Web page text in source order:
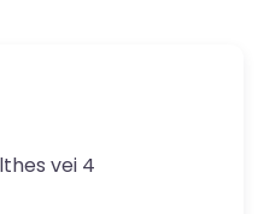
vei 4